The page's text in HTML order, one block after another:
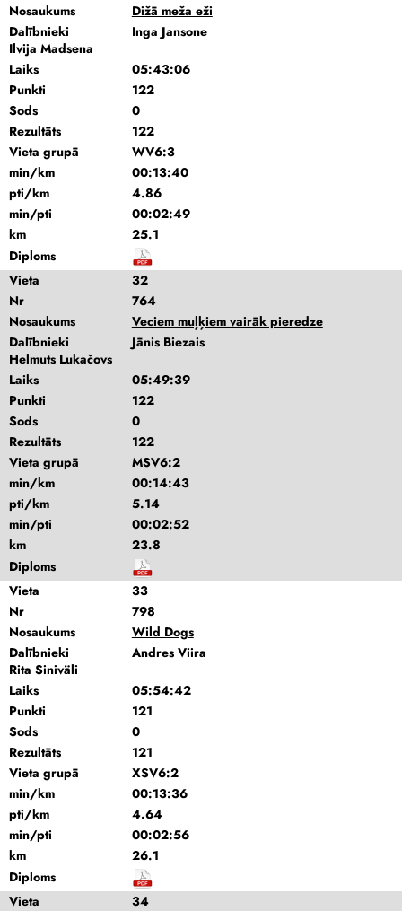
Nosaukums
Dižā meža eži
Dalībnieki
Inga Jansone
Ilvija Madsena
Laiks
05:43:06
Punkti
122
Sods
0
Rezultāts
122
Vieta grupā
WV6:3
min/km
00:13:40
pti/km
4.86
min/pti
00:02:49
km
25.1
Diploms
Vieta
32
Nr
764
Nosaukums
Veciem muļķiem vairāk pieredze
Dalībnieki
Jānis Biezais
Helmuts Lukačovs
Laiks
05:49:39
Punkti
122
Sods
0
Rezultāts
122
Vieta grupā
MSV6:2
min/km
00:14:43
pti/km
5.14
min/pti
00:02:52
km
23.8
Diploms
Vieta
33
Nr
798
Nosaukums
Wild Dogs
Dalībnieki
Andres Viira
Rita Siniväli
Laiks
05:54:42
Punkti
121
Sods
0
Rezultāts
121
Vieta grupā
XSV6:2
min/km
00:13:36
pti/km
4.64
min/pti
00:02:56
km
26.1
Diploms
Vieta
34